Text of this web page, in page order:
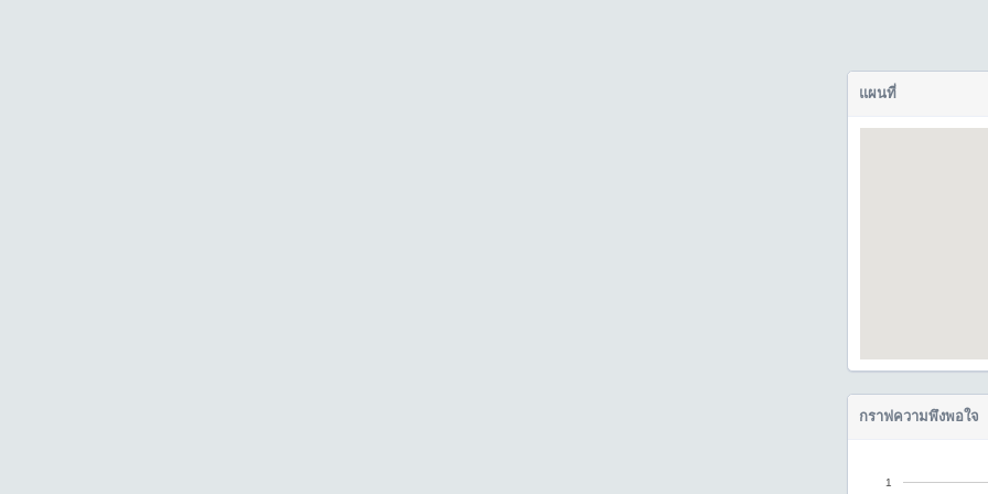
แผนที่
กราฟความพึงพอใจ
1